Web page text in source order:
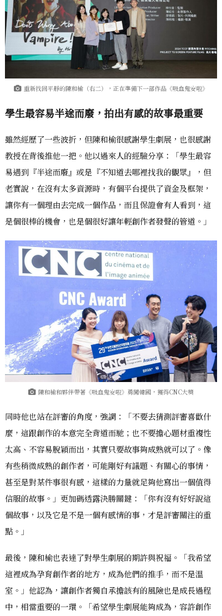
重新找回平靜的陳和榆（右二），正在準備下一部作品《吸血鬼安啦》
學生最容易半途而廢，拍出有感的故事最重要
雖然經歷了一些波折，但陳和榆很感謝學生劇展，也很感謝
教授在背後推他一把。他以過來人的經驗分享：「學生最容
易遇到『半途而廢』或是『不知道去哪裡找我的觀眾』，但
老實說，在沒有太多資源時，有個平台提供了資金及框架，
讓你有一個理由去完成一個作品，而且保證會有人看到，這
是個很棒的機會，也是個很好讓年輕創作者發聲的管道。」
陳和榆和夥伴帶著《吸血鬼安啦》勇闖韓國，獲得CNC大獎
同時他也站在評審的角度，強調：「不要去猜測評審喜歡什
麼，這跟創作的本意完全背道而馳；也不要擔心題材重複性
太高、不容易脫穎而出，其實只要故事夠成熟就可以了。像
有些稍微成熟的創作者，可能剛好有議題、有關心的事情，
甚至是對某件事很有感，這樣的力量就足夠他寫出一個值得
信服的故事。」更加碼透露決勝關鍵：「你有沒有好好說這
個故事，以及它是不是一個有感情的事，才是評審關注的重
點。」
最後，陳和榆也表達了對學生劇展的期許與祝福。「我希望
這裡成為孕育創作者的地方，成為他們的推手，而不是溫
室。」他認為，讓創作者獨自承擔該有的風險也是成長過程
中，相當重要的一環。「希望學生劇展能夠成為，容許創作